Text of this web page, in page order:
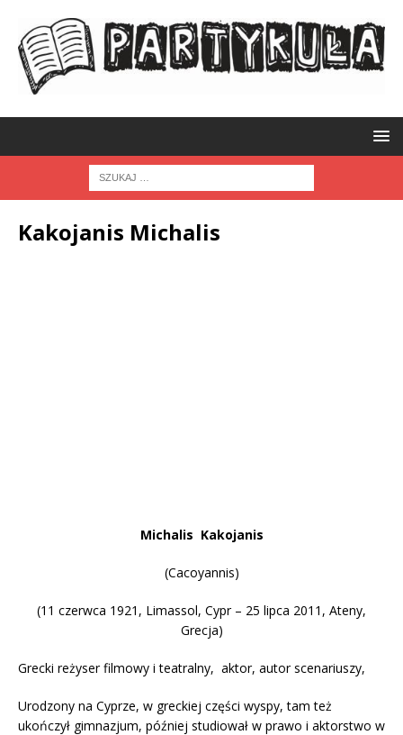
Kakojanis Michalis
Michalis Kakojanis
(Cacoyannis)
(11 czerwca 1921, Limassol, Cypr – 25 lipca 2011, Ateny,
Grecja)
Grecki reżyser filmowy i teatralny, aktor, autor scenariuszy,
Urodzony na Cyprze, w greckiej części wyspy, tam też
ukończył gimnazjum, później studiował w prawo i aktorstwo w